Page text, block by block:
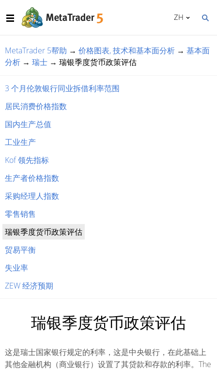
ZH
MetaTrader 5帮助 → 价格图表, 技术和基本面分析 → 基本面
分析 → 瑞士 → 瑞银季度货币政策评估
3 个月伦敦银行同业拆借利率范围
居民消费价格指数
国内生产总值
工业生产
Kof 领先指标
生产者价格指数
采购经理人指数
零售销售
瑞银季度货币政策评估
贸易平衡
失业率
ZEW 经济预期
瑞银季度货币政策评估
这是瑞士国家银行规定的利率，这是中央银行，在此基础上
其他金融机构（商业银行）设置了其贷款和存款的利率。The